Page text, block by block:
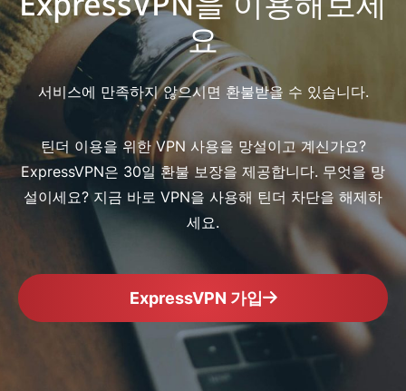
요
서비스에 만족하지 않으시면 환불받을 수 있습니다.
틴더 이용을 위한 VPN 사용을 망설이고 계신가요?
ExpressVPN은 30일 환불 보장을 제공합니다. 무엇을 망
설이세요? 지금 바로 VPN을 사용해 틴더 차단을 해제하
세요.
ExpressVPN 가입